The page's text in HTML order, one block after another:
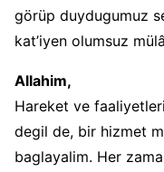
görüp duydugumuz
kat’iyen olumsuz
Allahim,
Hareket ve
degil de, bir hizmet
baglayalim. Her